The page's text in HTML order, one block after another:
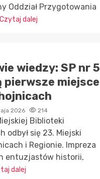
Oddział Przygotowania
Czytaj dalej
wiedzy: SP nr 5
pierwsze miejsce
2026 214
Biblioteki
odbył się 23. Miejski
i Regionie. Impreza
entuzjastów historii,
dalej